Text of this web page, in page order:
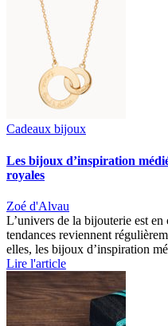
Cadeaux bijoux
Les bijoux d’inspiration
royales
Zoé d'Alvau
L’univers de la bijouterie est
tendances reviennent
elles, les bijoux d’inspiration
Lire l'article